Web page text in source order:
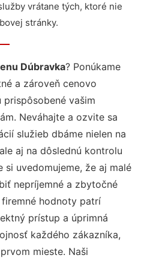
vrátane tých, ktoré nie
stránky.
Dúbravka? Ponúkame
a zároveň cenovo
vašim
Neváhajte a ozvite sa
služieb dbáme nielen na
aj na dôslednú kontrolu
uvedomujeme, že aj malé
nepríjemné a zbytočné
hodnoty patrí
prístup a úprimná
každého zákazníka,
mieste. Naši